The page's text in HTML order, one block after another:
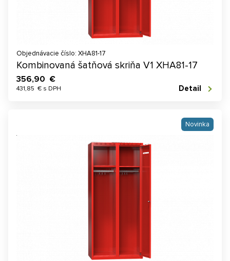
Objednávacie číslo: XHA81-17
Kombinovaná šatňová skriňa V1 XHA81-17
356,90 €
431,85 € s DPH Detail
Novinka